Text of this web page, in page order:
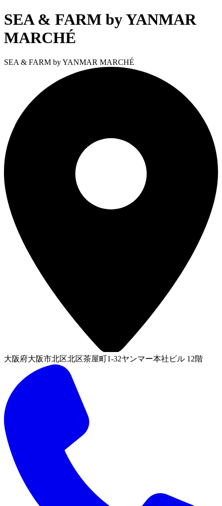
SEA & FARM by YANMAR
MARCHÉ
SEA & FARM by YANMAR MARCHÉ
大阪府大阪市北区北区茶屋町1-32ヤンマー本社ビル 12階